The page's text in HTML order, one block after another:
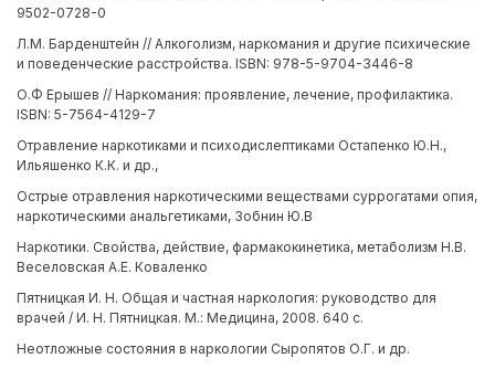
9502-0728-0
Л.М. Барденштейн // Алкоголизм, наркомания и другие психические
и поведенческие расстройства. ISBN: 978-5-9704-3446-8
О.Ф Ерышев // Наркомания: проявление, лечение, профилактика.
ISBN: 5-7564-4129-7
Отравление наркотиками и психодислептиками Остапенко Ю.Н.,
Ильяшенко К.К. и др.,
Острые отравления наркотическими веществами суррогатами опия,
наркотическими анальгетиками, Зобнин Ю.В
Наркотики. Свойства, действие, фармакокинетика, метаболизм Н.В.
Веселовская А.Е. Коваленко
Пятницкая И. Н. Общая и частная наркология: руководство для
врачей / И. Н. Пятницкая. М.: Медицина, 2008. 640 с.
Неотложные состояния в наркологии Сыропятов О.Г. и др.